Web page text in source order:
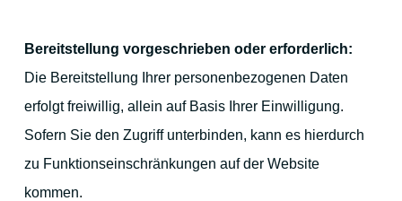
Bereitstellung vorgeschrieben oder erforderlich:
Die Bereitstellung Ihrer personenbezogenen Daten
erfolgt freiwillig, allein auf Basis Ihrer Einwilligung.
Sofern Sie den Zugriff unterbinden, kann es hierdurch
zu Funktionseinschränkungen auf der Website
kommen.